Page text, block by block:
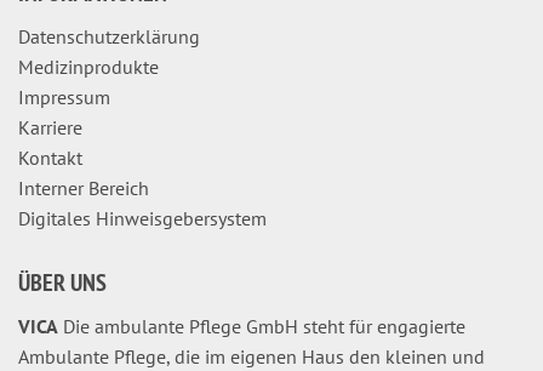
Datenschutzerklärung
Medizinprodukte
Impressum
Karriere
Kontakt
Interner Bereich
Digitales Hinweisgebersystem
ÜBER UNS
VICA Die ambulante Pflege GmbH steht für engagierte
Ambulante Pflege, die im eigenen Haus den kleinen und